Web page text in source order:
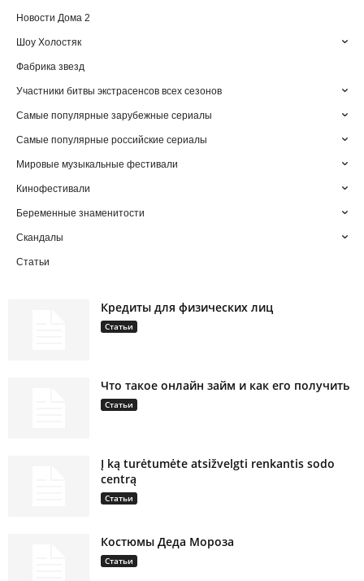
Новости Дома 2
Шоу Холостяк
Фабрика звезд
Участники битвы экстрасенсов всех сезонов
Самые популярные зарубежные сериалы
Самые популярные российские сериалы
Мировые музыкальные фестивали
Кинофестивали
Беременные знаменитости
Скандалы
Статьи
Кредиты для физических лиц
Статьи
Что такое онлайн займ и как его получить
Статьи
Į ką turėtumėte atsižvelgti renkantis sodo
centrą
Статьи
Костюмы Деда Мороза
Статьи